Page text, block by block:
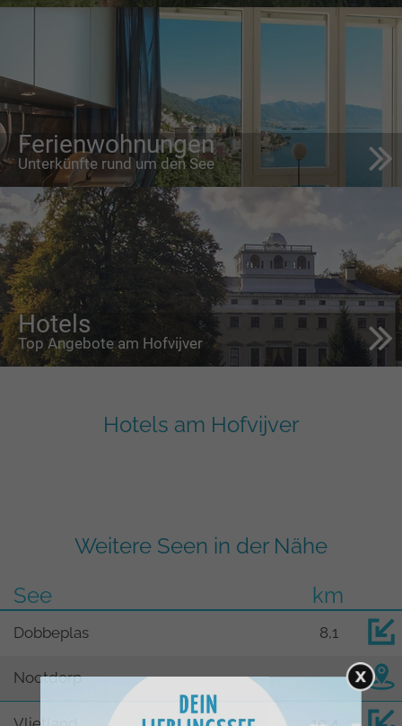
Ferienwohnungen
Unterkünfte rund um den See
Hotels
Top Angebote am Hofvijver
Hotels am Hofvijver
Weitere Seen in der Nähe
See
km
Dobbeplas 8,1
Nootdorp